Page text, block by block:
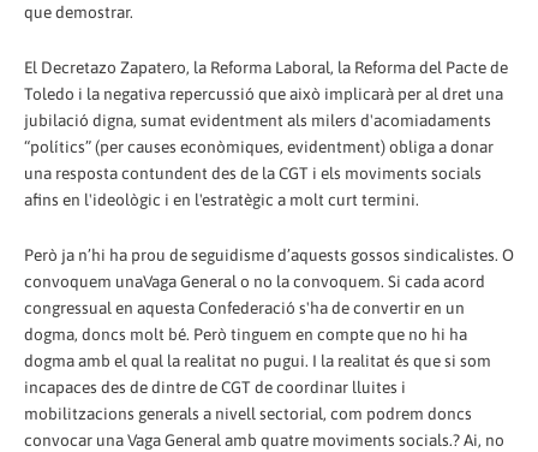
que demostrar.
El Decretazo Zapatero, la Reforma Laboral, la Reforma del Pacte de
Toledo i la negativa repercussió que això implicarà per al dret una
jubilació digna, sumat evidentment als milers d'acomiadaments
“polítics” (per causes econòmiques, evidentment) obliga a donar
una resposta contundent des de la CGT i els moviments socials
afins en l'ideològic i en l'estratègic a molt curt termini.
Però ja n’hi ha prou de seguidisme d’aquests gossos sindicalistes. O
convoquem unaVaga General o no la convoquem. Si cada acord
congressual en aquesta Confederació s'ha de convertir en un
dogma, doncs molt bé. Però tinguem en compte que no hi ha
dogma amb el qual la realitat no pugui. I la realitat és que si som
incapaces des de dintre de CGT de coordinar lluites i
mobilitzacions generals a nivell sectorial, com podrem doncs
convocar una Vaga General amb quatre moviments socials.? Ai, no